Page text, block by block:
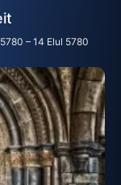
– 14 Elul 5780